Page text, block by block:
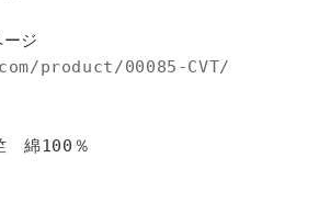
ジ
product/00085-CVT/
綿100％